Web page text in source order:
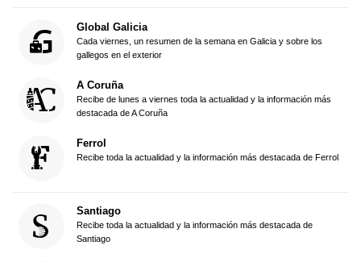
Global Galicia
Cada viernes, un resumen de la semana en Galicia y sobre los
gallegos en el exterior
A Coruña
Recibe de lunes a viernes toda la actualidad y la información más
destacada de A Coruña
Ferrol
Recibe toda la actualidad y la información más destacada de Ferrol
Santiago
Recibe toda la actualidad y la información más destacada de
Santiago